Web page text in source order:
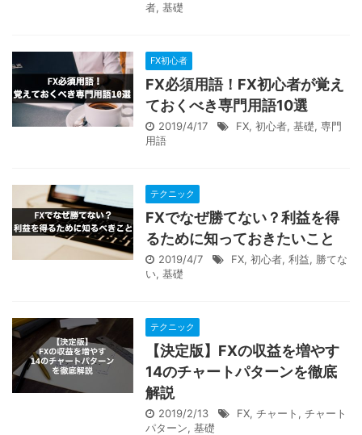
者, 基礎
FX初心者
FX必須用語！FX初心者が覚え
ておくべき専門用語10選
2019/4/17 FX, 初心者, 基礎, 専門
用語
テクニック
FXでなぜ勝てない？利益を得
るために知っておきたいこと
2019/4/7 FX, 初心者, 利益, 勝てな
い, 基礎
テクニック
【決定版】FXの収益を増やす
14のチャートパターンを徹底
解説
2019/2/13 FX, チャート , チャート
パターン, 基礎